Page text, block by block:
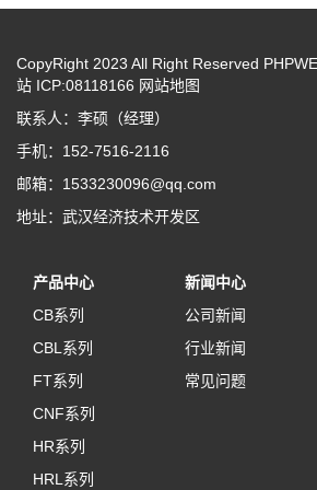
CopyRight 2023 All Right Reserved
站 ICP:08118166 网站地图
联系人：李硕（经理）
手机：152-7516-2116
邮箱：1533230096@qq.com
地址：武汉经济技术开发区
产品中心
CB系列
CBL系列
FT系列
CNF系列
HR系列
HRL系列
新闻中心
公司新闻
行业新闻
常见问题